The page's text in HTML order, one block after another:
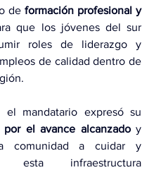
de formación profesional y
que los jóvenes del sur
roles de liderazgo y
de calidad dentro de
por el avance alcanzado y
comunidad a cuidar y
esta infraestructura